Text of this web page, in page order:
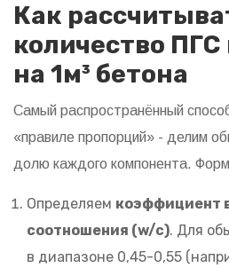
Как
количество
на 1м³ бетона
Самый распространённый
«правиле пропорций» - делим
долю каждого компонента.
Определяем коэффициент
соотношения (w/c). Для
в диапазоне 0,45-0,55